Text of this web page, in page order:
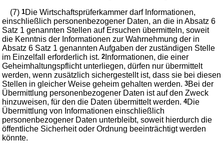
(7)1Die Wirtschaftsprüferkammer darf Informationen,
einschließlich personenbezogener Daten, an die in Absatz 6
Satz 1 genannten Stellen auf Ersuchen übermitteln, soweit
die Kenntnis der Informationen zur Wahrnehmung der in
Absatz 6 Satz 1 genannten Aufgaben der zuständigen Stelle
im Einzelfall erforderlich ist.2 Informationen, die einer
Geheimhaltungspflicht unterliegen, dürfen nur übermittelt
werden, wenn zusätzlich sichergestellt ist, dass sie bei diesen
Stellen in gleicher Weise geheim gehalten werden.3Bei der
Übermittlung personenbezogener Daten ist auf den Zweck
hinzuweisen, für den die Daten übermittelt werden.4Die
Übermittlung von Informationen einschließlich
personenbezogener Daten unterbleibt, soweit hierdurch die
öffentliche Sicherheit oder Ordnung beeinträchtigt werden
könnte.